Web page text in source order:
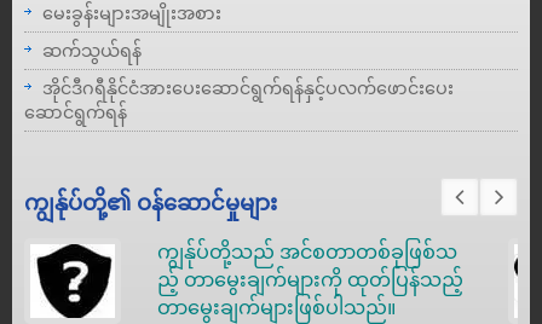
မေးခွန်းများအမျိုးအစား
ဆက်သွယ်ရန်
အိုင်ဒီဂရီနိုင်ငံအားပေးဆောင်ရွက်ရန်နှင့်ပလက်ဖောင်းပေး
ဆောင်ရွက်ရန်
ကျွန်ုပ်တို့၏ ဝန်ဆောင်မှုများ
ကျွန်ုပ်တို့သည် အင်စတာတစ်ခုဖြစ်သ
ည့် တာမွေးချက်များကို ထုတ်ပြန်သည့်
တာမွေးချက်များဖြစ်ပါသည်။